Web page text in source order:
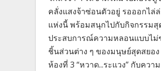
คลั่งแสงจ้าซ่อนตัวอยู่ รอออกไล่
แห่งนี้ พร้อมสนุกไปกับกิจกรรม
ประสบการณ์ความหลอนแบบไม่
ชิ้นส่วนต่าง ๆ ของมนุษย์สุดสยอ
ห้องที่ 3 “หวาด...ระแวง” กับคว